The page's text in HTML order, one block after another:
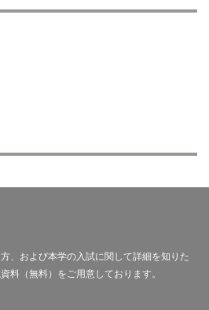
、および本学の入試に関して詳細を知りた
料（無料）をご用意しております。